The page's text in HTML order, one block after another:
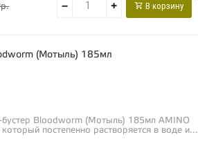
− + В корзину
(Мотыль) 185мл
Bloodworm (Мотыль) 185мл AMINO
постепенно растворяется в воде и...